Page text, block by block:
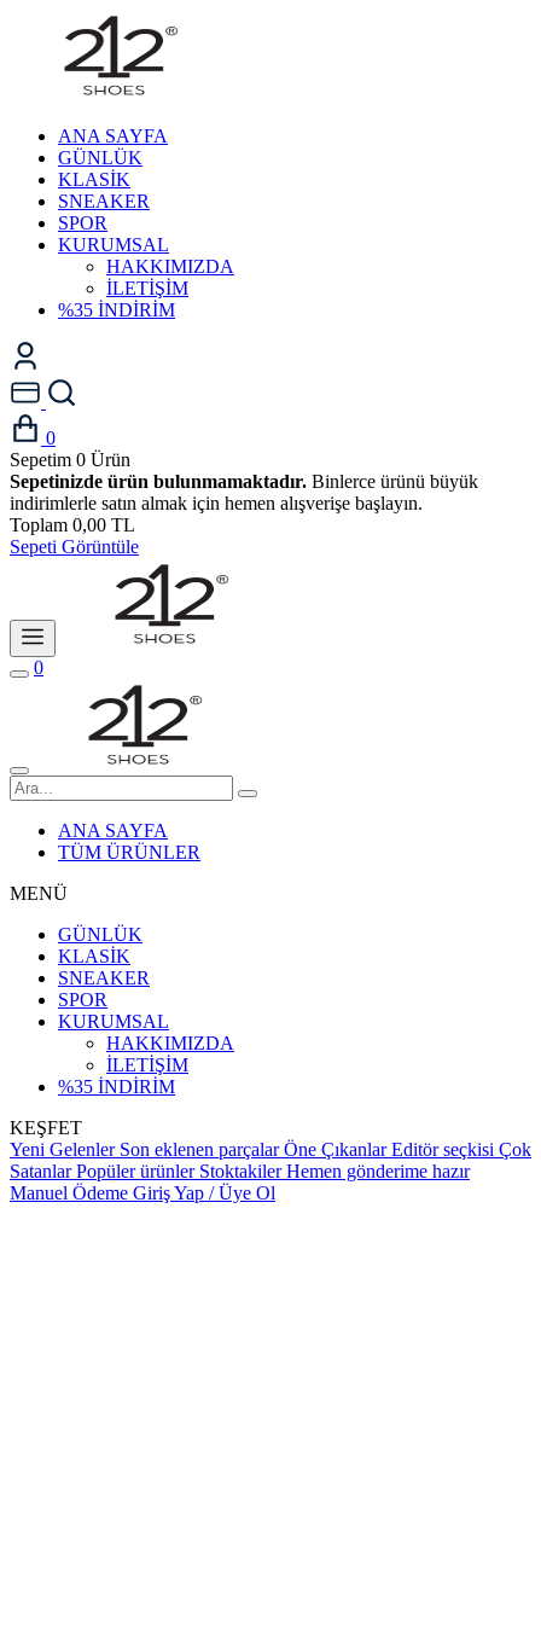
ANA SAYFA
GÜNLÜK
KLASİK
SNEAKER
SPOR
KURUMSAL
HAKKIMIZDA
İLETİŞİM
%35 İNDİRİM
0
Sepetim 0 Ürün
Sepetinizde ürün bulunmamaktadır. Binlerce ürünü büyük
indirimlerle satın almak için hemen alışverişe başlayın.
Toplam 0,00 TL
Sepeti Görüntüle
0
ANA SAYFA
TÜM ÜRÜNLER
MENÜ
GÜNLÜK
KLASİK
SNEAKER
SPOR
KURUMSAL
HAKKIMIZDA
İLETİŞİM
%35 İNDİRİM
KEŞFET
Yeni Gelenler Son eklenen parçalar Öne Çıkanlar Editör seçkisi Çok
Satanlar Popüler ürünler Stoktakiler Hemen gönderime hazır
Manuel Ödeme Giriş Yap / Üye Ol